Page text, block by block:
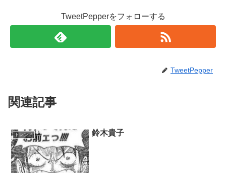
TweetPepperをフォローする
TweetPepper
関連記事
トレンド 鈴木貴子